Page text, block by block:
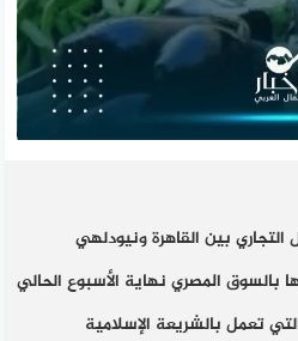
التجاري بين القاهرة ونيودلهي
بالسوق المصري نهاية الأسبوع الحالي
تعمل بالشريعة الإسلامية